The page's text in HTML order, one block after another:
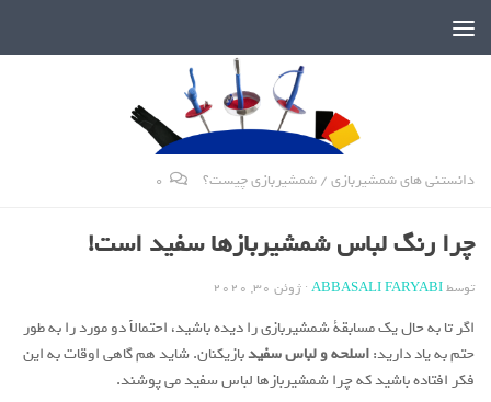
دانستنی های شمشیربازی/شمشیربازی چیست؟ 0
چرا رنگ لباس شمشیربازها سفید است!
توسطABBASALI FARYABI
· ژوئن 30, 2020
اگر تا به حال یک مسابقة شمشیربازی را دیده باشید، احتمالاً دو مورد را به طور
حتم به یاد دارید:اسلحه و لباس سفیدبازیکنان. شاید هم گاهی اوقات به این
فکر افتاده باشید که چرا شمشیربازها لباس سفید می پوشند.